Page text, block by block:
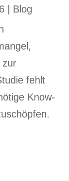
Blog
zur
fehlt
Know-